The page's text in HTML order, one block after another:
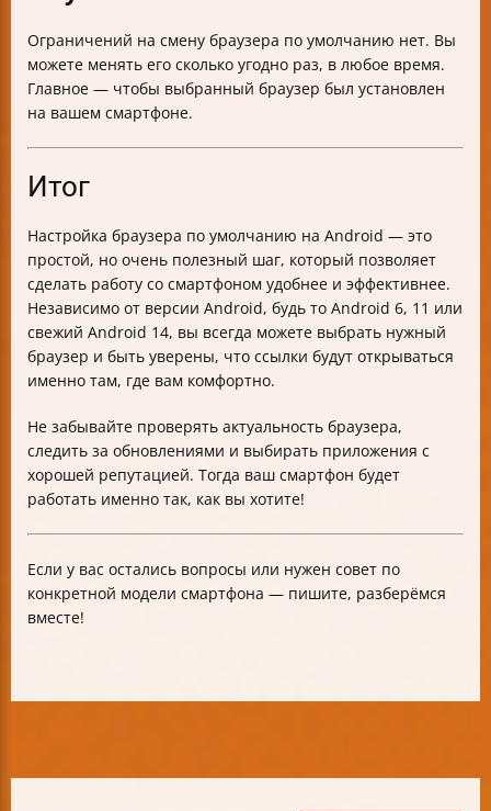
Ограничений на смену браузера по умолчанию нет. Вы
можете менять его сколько угодно раз, в любое время.
Главное — чтобы выбранный браузер был установлен
на вашем смартфоне.
Итог
Настройка браузера по умолчанию на Android — это
простой, но очень полезный шаг, который позволяет
сделать работу со смартфоном удобнее и эффективнее.
Независимо от версии Android, будь то Android 6, 11 или
свежий Android 14, вы всегда можете выбрать нужный
браузер и быть уверены, что ссылки будут открываться
именно там, где вам комфортно.
Не забывайте проверять актуальность браузера,
следить за обновлениями и выбирать приложения с
хорошей репутацией. Тогда ваш смартфон будет
работать именно так, как вы хотите!
Если у вас остались вопросы или нужен совет по
конкретной модели смартфона — пишите, разберёмся
вместе!